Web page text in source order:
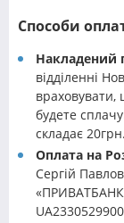
Способи
Накладений
відділенні
враховувати,
будете
складає
Оплата на
Сергій